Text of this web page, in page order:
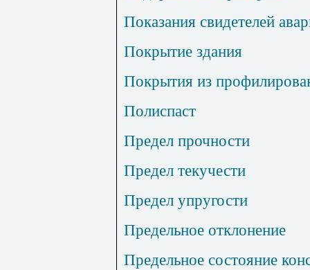
Показания свидетелей
Покрытие здания
Покрытия из
Полиспаст
Предел прочности
Предел текучести
Предел упругости
Предельное отклонение
Предельное состояние